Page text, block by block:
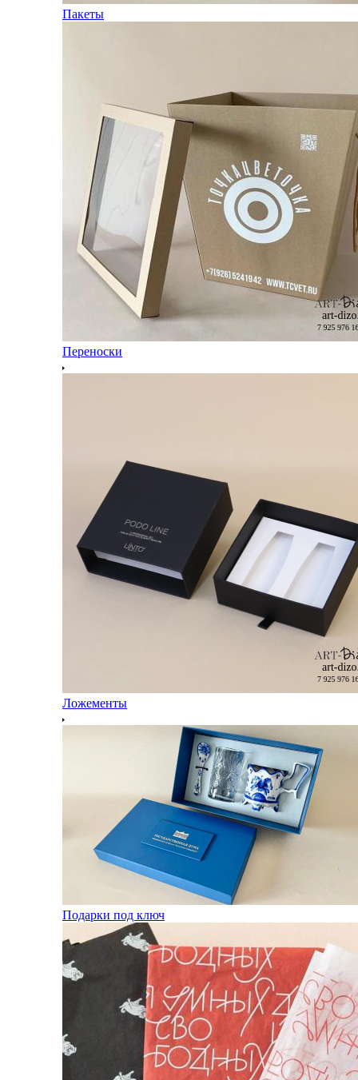
Пакеты
Переноски
Ложементы
Подарки под ключ